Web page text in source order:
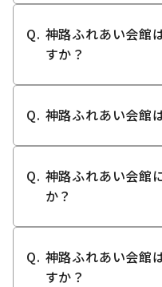
神路ふれあい会館
すか？
神路ふれあい会館
神路ふれあい会館
か？
神路ふれあい会館
すか？